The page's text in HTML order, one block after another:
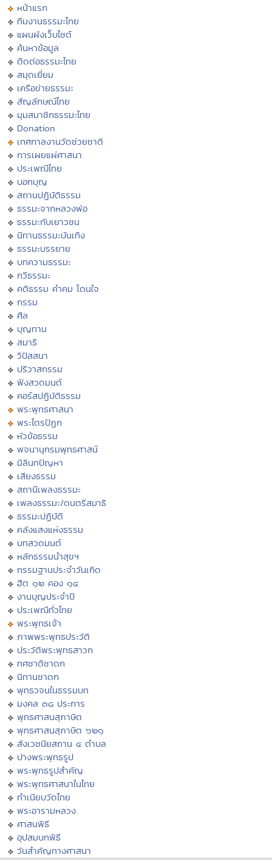
หน้าแรก
ทีมงานธรรมะไทย
แผนผังเว็บไซต์
ค้นหาข้อมูล
ติดต่อธรรมะไทย
สมุดเยี่ยม
เครือข่ายธรรมะ
สัญลักษณ์ไทย
มุมสมาชิกธรรมะไทย
Donation
เทศกาลงานวัดช่วยชาติ
การเผยแผ่ศาสนา
ประเพณีไทย
บอกบุญ
สถานปฏิบัติธรรม
ธรรมะจากหลวงพ่อ
ธรรมะกับเยาวชน
นิทานธรรมะบันเทิง
ธรรมะบรรยาย
บทความธรรมะ
กวีธรรมะ
คติธรรม คำคม โดนใจ
กรรม
ศีล
บุญทาน
สมาธิ
วิปัสสนา
ปริวาสกรรม
ฟังสวดมนต์
คอร์สปฏิบัติธรรม
พระพุทธศาสนา
พระไตรปิฏก
หัวข้อธรรม
พจนานุกรมพุทธศาสน์
มิลินทปัญหา
เสียงธรรม
สถานีเพลงธรรมะ
เพลงธรรมะ/ดนตรีสมาธิ
ธรรมะปฏิบัติ
คลังแสงแห่งธรรม
บทสวดมนต์
หลักธรรมนำสุขฯ
กรรมฐานประจำวันเกิด
ฮีต ๑๒ คอง ๑๔
งานบุญประจำปี
ประเพณีทั่วไทย
พระพุทธเจ้า
ภาพพระพุทธประวัติ
ประวัติพระพุทธสาวก
ทศชาติชาดก
นิทานชาดก
พุทธวจนในธรรมบท
มงคล ๓๘ ประการ
พุทธศาสนสุภาษิต
พุทธศาสนสุภาษิต ๖๒๑
สังเวชนียสถาน ๔ ตำบล
ปางพระพุทธรูป
พระพุทธรูปสำคัญ
พระพุทธศาสนาในไทย
ทำเนียบวัดไทย
พระอารามหลวง
ศาสนพิธี
อุปสมบทพิธี
วันสำคัญทางศาสนา